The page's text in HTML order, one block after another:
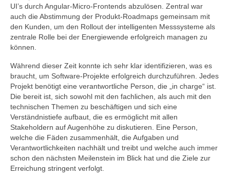
UI’s durch Angular-Micro-Frontends abzulösen. Zentral war
auch die Abstimmung der Produkt-Roadmaps gemeinsam mit
den Kunden, um den Rollout der intelligenten Messsysteme als
zentrale Rolle bei der Energiewende erfolgreich managen zu
können.
Während dieser Zeit konnte ich sehr klar identifizieren, was es
braucht, um Software-Projekte erfolgreich durchzuführen. Jedes
Projekt benötigt eine verantwortliche Person, die „in charge“ ist.
Die bereit ist, sich sowohl mit den fachlichen, als auch mit den
technischen Themen zu beschäftigen und sich eine
Verständnistiefe aufbaut, die es ermöglicht mit allen
Stakeholdern auf Augenhöhe zu diskutieren. Eine Person,
welche die Fäden zusammenhält, die Aufgaben und
Verantwortlichkeiten nachhält und treibt und welche auch immer
schon den nächsten Meilenstein im Blick hat und die Ziele zur
Erreichung stringent verfolgt.